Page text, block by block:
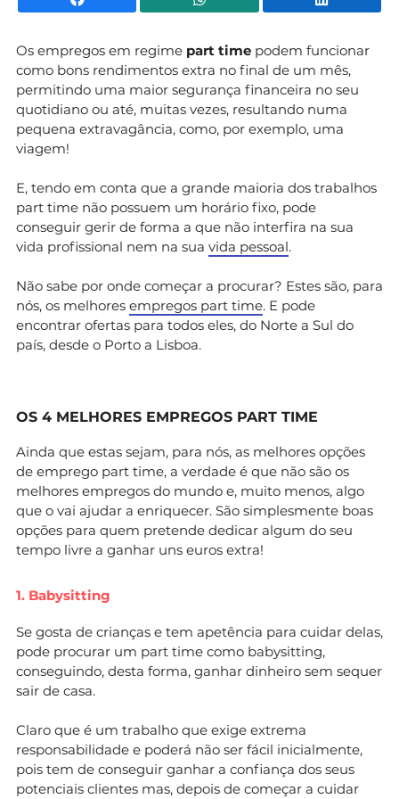
Os empregos em regime part time podem funcionar
como bons rendimentos extra no final de um mês,
permitindo uma maior segurança financeira no seu
quotidiano ou até, muitas vezes, resultando numa
pequena extravagância, como, por exemplo, uma
viagem!
E, tendo em conta que a grande maioria dos trabalhos
part time não possuem um horário fixo, pode
conseguir gerir de forma a que não interfira na sua
vida profissional nem na sua vida pessoal.
Não sabe por onde começar a procurar? Estes são, para
nós, os melhores empregos part time. E pode
encontrar ofertas para todos eles, do Norte a Sul do
país, desde o Porto a Lisboa.
OS 4 MELHORES EMPREGOS PART TIME
Ainda que estas sejam, para nós, as melhores opções
de emprego part time, a verdade é que não são os
melhores empregos do mundo e, muito menos, algo
que o vai ajudar a enriquecer. São simplesmente boas
opções para quem pretende dedicar algum do seu
tempo livre a ganhar uns euros extra!
1. Babysitting
Se gosta de crianças e tem apetência para cuidar delas,
pode procurar um part time como babysitting,
conseguindo, desta forma, ganhar dinheiro sem sequer
sair de casa.
Claro que é um trabalho que exige extrema
responsabilidade e poderá não ser fácil inicialmente,
pois tem de conseguir ganhar a confiança dos seus
potenciais clientes mas, depois de começar a cuidar